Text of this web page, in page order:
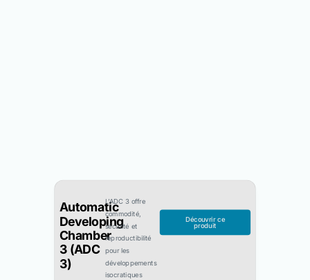
Automatic
Developing
Chamber
3 (ADC
3)
L’ADC 3 offre
commodité,
sécurité et
reproductibilité
pour les
développements
isocratiques
Découvrir ce
produit